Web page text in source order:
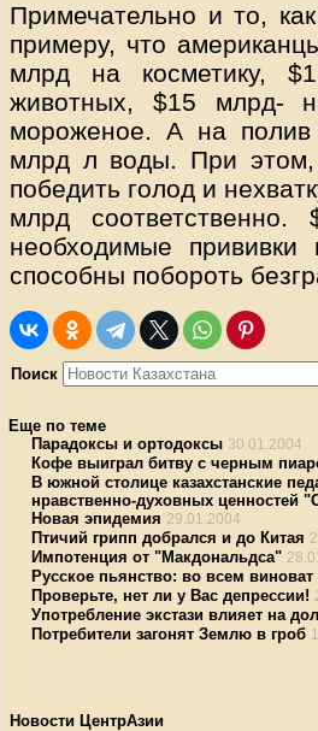
Примечательно и то,
примеру, что
млрд на косметику,
животных, $15
мороженое. А на
млрд л воды. При этом,
победить голод и
млрд
необходимые
способны побороть
Поиск
Еще по теме
Парадоксы и ортодоксы 30.01.2004
Кофе выиграл битву с черным
В южной столице казахстанские
нравственно-духовных ценностей
Новая эпидемия 29.01.2004
Птичий грипп добрался и до Китая
Импотенция от "Макдональдса"
Русское пьянство: во всем виноват
Проверьте, нет ли у Вас депрессии!
Употребление экстази влияет на
Потребители загонят Землю в гроб
Новости ЦентрАзии